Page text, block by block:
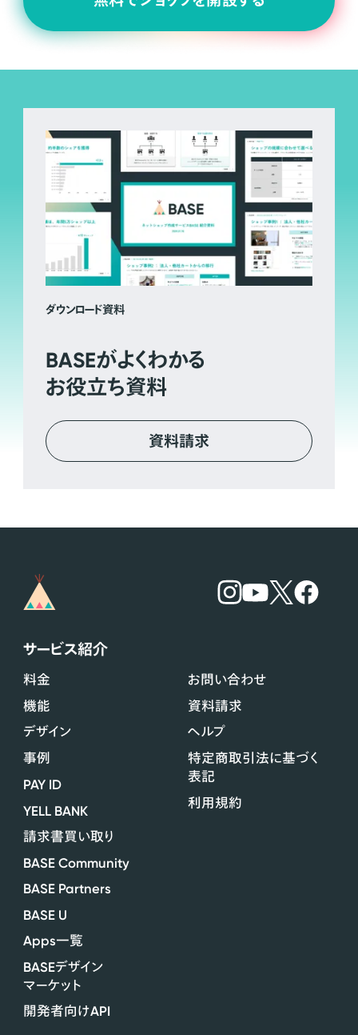
ダウンロード資料
BASEがよくわかる
お役立ち資料
資料請求
サービス紹介
料金
機能
デザイン
事例
PAY ID
YELL BANK
請求書買い取り
BASE Community
BASE Partners
BASE U
Apps一覧
BASEデザイン
マーケット
開発者向けAPI
お問い合わせ
資料請求
ヘルプ
特定商取引法に基づく
表記
利用規約